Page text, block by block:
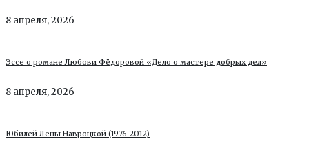
8 апреля, 2026
Эссе о романе Любови Фёдоровой «Дело о мастере добрых дел»
8 апреля, 2026
Юбилей Лены Навроцкой (1976-2012)